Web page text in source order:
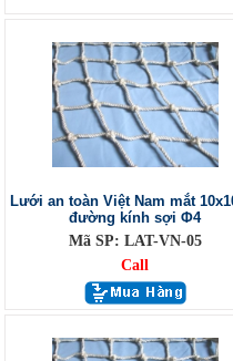
Lưới an toàn Việt Nam mắt
đường kính sợi Φ4
Mã SP: LAT-VN-05
Call